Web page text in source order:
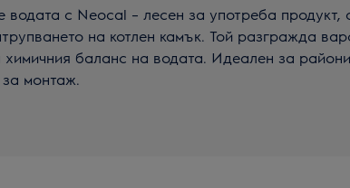
водата с Neocal – лесен за употреба продукт,
на котлен камък. Той разгражда
баланс на водата. Идеален за
монтаж.